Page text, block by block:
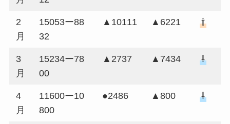
2
月
15053ー88
32
▲10111 ▲6221 ⇧
3
月
15234ー78
00
▲2737 ▲7434 ⇩
4
月
11600ー10
800
●2486 ▲800 ⇩